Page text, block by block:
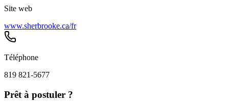
Site web
www.sherbrooke.ca/fr
Téléphone
819 821-5677
Prêt à postuler ?